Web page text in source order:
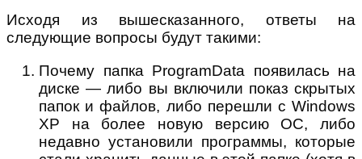
Исходя из вышесказанного, ответы на
следующие вопросы будут такими:
Почему папка ProgramData появилась на
диске — либо вы включили показ скрытых
папок и файлов, либо перешли с Windows
XP на более новую версию ОС, либо
недавно установили программы, которые